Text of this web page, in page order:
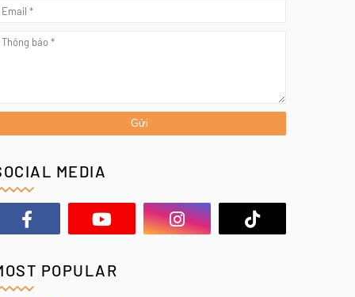
MEDIA
POPULAR